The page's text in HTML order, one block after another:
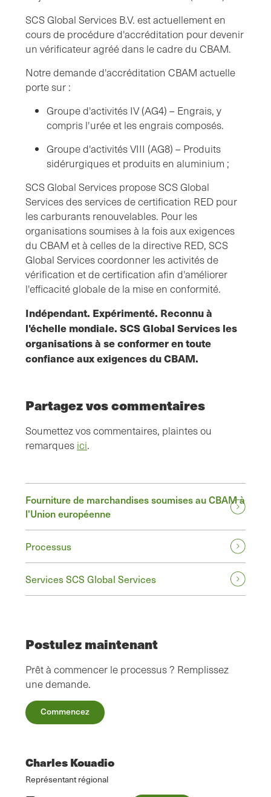
SCS Global Services B.V. est actuellement en
cours de procédure d'accréditation pour devenir
un vérificateur agréé dans le cadre du CBAM.
Notre demande d'accréditation CBAM actuelle
porte sur :
Groupe d'activités IV (AG4) – Engrais, y
compris l'urée et les engrais composés.
Groupe d'activités VIII (AG8) – Produits
sidérurgiques et produits en aluminium ;
SCS Global Services propose SCS Global
Services des services de certification RED pour
les carburants renouvelables. Pour les
organisations soumises à la fois aux exigences
du CBAM et à celles de la directive RED, SCS
Global Services coordonner les activités de
vérification et de certification afin d'améliorer
l'efficacité globale de la mise en conformité.
Indépendant. Expérimenté. Reconnu à
l'échelle mondiale. SCS Global Services les
organisations à se conformer en toute
confiance aux exigences du CBAM.
Partagez vos commentaires
Soumettez vos commentaires, plaintes ou
remarques ici.
Fourniture de marchandises soumises au CBAM à
l'Union européenne
Processus
Services SCS Global Services
Postulez maintenant
Prêt à commencer le processus ? Remplissez
une demande.
Commencez
Charles Kouadio
Représentant régional